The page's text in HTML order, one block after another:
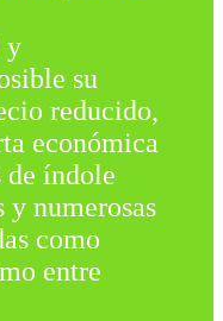
y
su
reducido,
económica
de índole
y numerosas
como
entre